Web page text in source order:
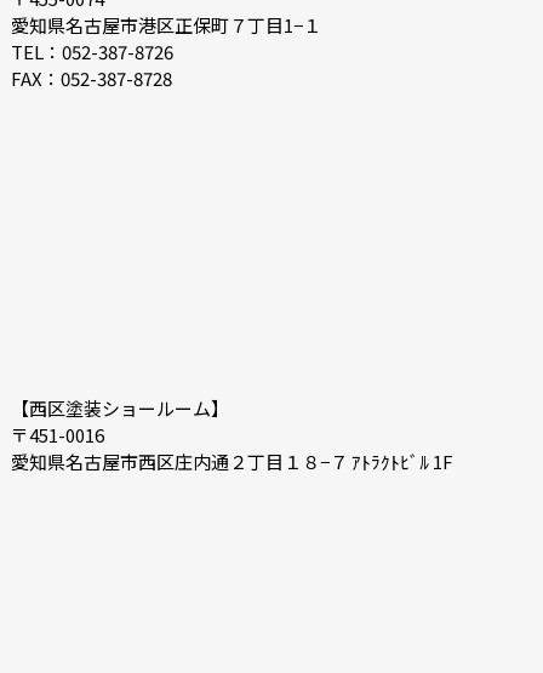
愛知県名古屋市港区正保町７丁目1−１
TEL：052-387-8726
FAX：052-387-8728
【西区塗装ショールーム】
〒451-0016
愛知県名古屋市西区庄内通２丁目１８−７ ｱﾄﾗｸﾄﾋﾞﾙ 1F